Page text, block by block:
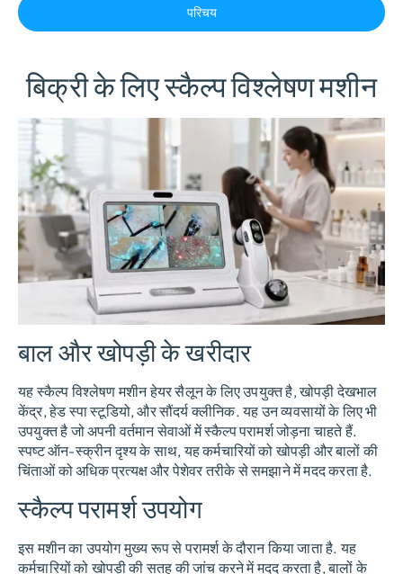
परिचय
बिक्री के लिए स्कैल्प विश्लेषण मशीन
बाल और खोपड़ी के खरीदार
यह स्कैल्प विश्लेषण मशीन हेयर सैलून के लिए उपयुक्त है, खोपड़ी देखभाल
केंद्र, हेड स्पा स्टूडियो, और सौंदर्य क्लीनिक. यह उन व्यवसायों के लिए भी
उपयुक्त है जो अपनी वर्तमान सेवाओं में स्कैल्प परामर्श जोड़ना चाहते हैं.
स्पष्ट ऑन-स्क्रीन दृश्य के साथ, यह कर्मचारियों को खोपड़ी और बालों की
चिंताओं को अधिक प्रत्यक्ष और पेशेवर तरीके से समझाने में मदद करता है.
स्कैल्प परामर्श उपयोग
इस मशीन का उपयोग मुख्य रूप से परामर्श के दौरान किया जाता है. यह
कर्मचारियों को खोपड़ी की सतह की जांच करने में मदद करता है, बालों के